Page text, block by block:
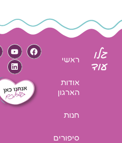
גלו
עוד
ראשי
אודות
הארגון
חנות
סיפורים